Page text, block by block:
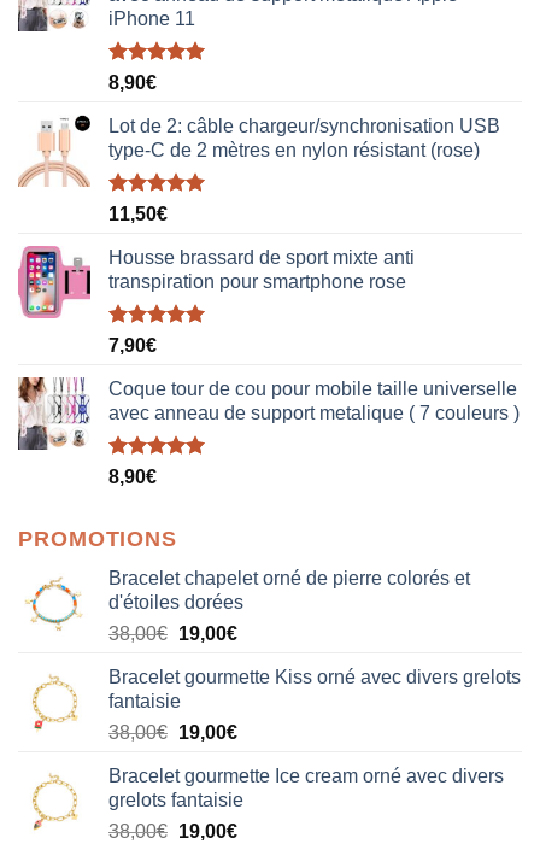
iPhone 11
Note5.00
8,90€
Lot de 2: câble chargeur/synchronisation USB
type-C de 2 mètres en nylon résistant (rose)
Note5.00
11,50€
Housse brassard de sport mixte anti
transpiration pour smartphone rose
Note5.00
7,90€
Coque tour de cou pour mobile taille universelle
avec anneau de support metalique ( 7 couleurs )
Note5.00
8,90€
PROMOTIONS
Bracelet chapelet orné de pierre colorés et
d'étoiles dorées
38,00€ Le
initial
était :
38,00€.
19,00€Le
actuel
19,00€.
Bracelet gourmette Kiss orné avec divers grelots
fantaisie
38,00€ Le
initial
était :
38,00€.
19,00€Le
actuel
est :
19,00€.
Bracelet gourmette Ice cream orné avec divers
grelots fantaisie
38,00€ Le
19,00€Le